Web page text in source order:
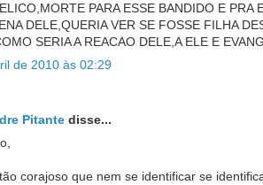
PARA ESSE BANDIDO E PRA
DELE,QUERIA VER SE FOSSE FILHA
SERIA A REACAO DELE,A ELE E
de 2010 às 02:29
Pitantedisse...
corajoso que nem se identificar se